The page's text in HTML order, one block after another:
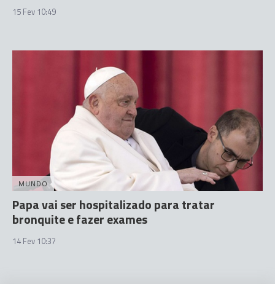
15 Fev 10:49
MUNDO
Papa vai ser hospitalizado para tratar
bronquite e fazer exames
14 Fev 10:37